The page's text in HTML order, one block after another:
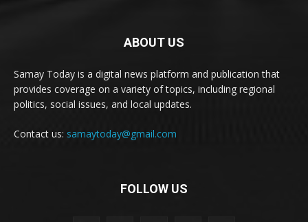
ABOUT US
Samay Today is a digital news platform and publication that
provides coverage on a variety of topics, including regional
politics, social issues, and local updates.
Contact us: samaytoday@gmail.com
FOLLOW US